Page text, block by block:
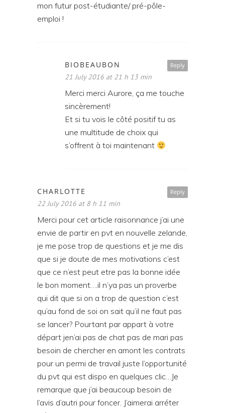
mon futur post-étudiante/ pré-pôle-
emploi !
Reply
BIOBEAUBON
21 July 2016 at 21 h 13 min
Merci merci Aurore, ça me touche
sincèrement!
Et si tu vois le côté positif tu as
une multitude de choix qui
s’offrent à toi maintenant
Reply
CHARLOTTE
22 July 2016 at 8 h 11 min
Merci pour cet article raisonnance j’ai une
envie de partir en pvt en nouvelle zelande,
je me pose trop de questions et je me dis
que si je doute de mes motivations c’est
que ce n’est peut etre pas la bonne idée
le bon moment….il n’ya pas un proverbe
qui dit que si on a trop de question c’est
qu’au fond de soi on sait qu’il ne faut pas
se lancer? Pourtant par appart à votre
départ jen’ai pas de chat pas de mari pas
besoin de chercher en amont les contrats
pour un permi de travail juste l’opportunité
du pvt qui est dispo en quelques clic…Je
remarque que j’ai beaucoup besoin de
l’avis d’autri pour foncer. J’aimerai arréter